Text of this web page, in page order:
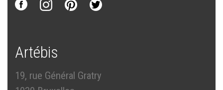
Artébis
19, rue Général Gratry